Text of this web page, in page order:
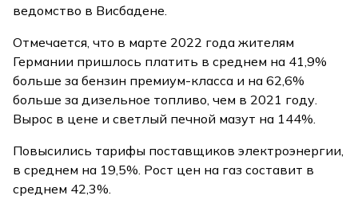
ведомство в Висбадене.
Отмечается, что в марте 2022 года жителям
Германии пришлось платить в среднем на 41,9%
больше за бензин премиум-класса и на 62,6%
больше за дизельное топливо, чем в 2021 году.
Вырос в цене и светлый печной мазут на 144%.
Повысились тарифы поставщиков электроэнергии,
в среднем на 19,5%. Рост цен на газ составит в
среднем 42,3%.